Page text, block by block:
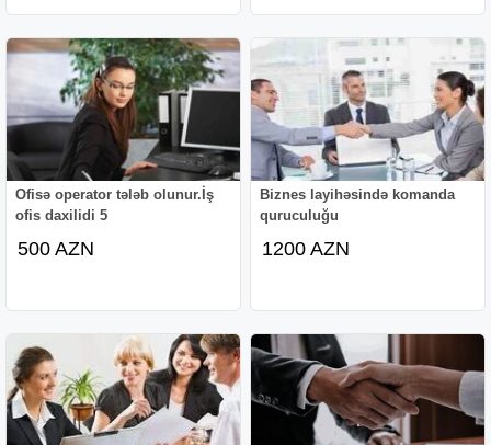
Ofisə operator tələb olunur.İş
ofis daxilidi 5
500 AZN
Biznes layihəsində komanda
quruculuğu
1200 AZN